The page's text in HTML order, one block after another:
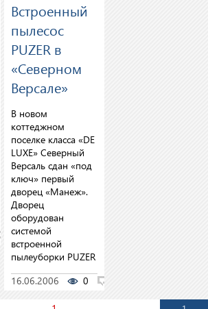
0
Встроенный
пылесос
PUZER в
«Северном
Версале»
В новом
коттеджном
поселке класса «DE
LUXE» Северный
Версаль сдан «под
ключ» первый
дворец «Манеж».
Дворец
оборудован
системой
встроенной
пылеуборки PUZER
16.06.2006
0